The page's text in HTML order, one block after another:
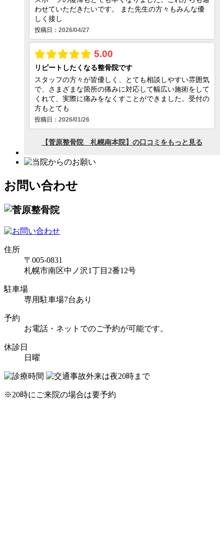
お問い合わせ
住所
〒005-0831
札幌市南区中ノ沢1丁目2番12号
駐車場
専用駐車場7台あり
予約
お電話・ネットでのご予約が可能です。
休診日
日曜
※20時にご来院の場合は要予約